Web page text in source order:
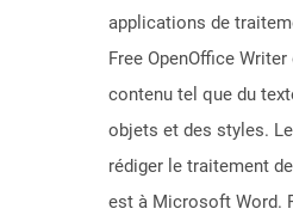
applications de
Free OpenOffice
contenu tel que du
objets et des styles.
rédiger le traitement
est à Microsoft Word.